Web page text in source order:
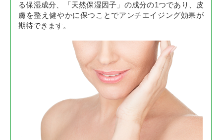
る保湿成分、「天然保湿因子」の成分の1つであり、皮
膚を整え健やかに保つことでアンチエイジング効果が
期待できます。